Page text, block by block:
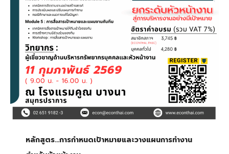
หลักสูตร…การกำหนดเป้าหมายและวางแผนการทำงาน